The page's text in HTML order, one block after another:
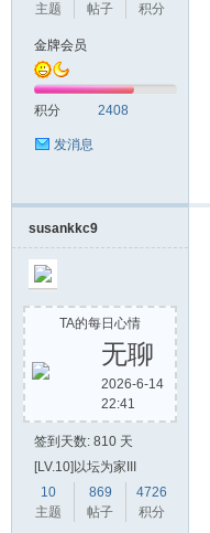
主题
帖子
积分
金牌会员
积分 2408
发消息
susankkc9
TA的每日心情
无聊
2026-6-14
22:41
签到天数: 810 天
[LV.10]以坛为家III
10
主题
869
帖子
4726
积分